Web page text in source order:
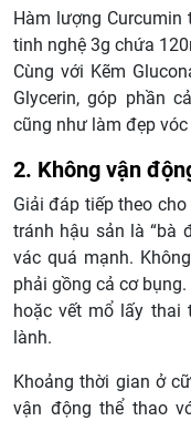
Hàm lượng
tinh nghệ 3g chứa
Cùng với Kẽm
Glycerin, góp phần
cũng như làm đẹp
2. Không vận
Giải đáp tiếp theo
tránh hậu sản là “bà
vác quá mạnh.
phải gồng cả cơ
hoặc vết mổ lấy thai
lành.
Khoảng thời gian ở
vận động thể thao